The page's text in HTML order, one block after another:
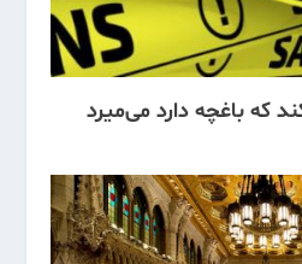
که باغچه دارد می‌میرد